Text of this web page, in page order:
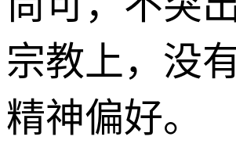
宗教上，没
精神偏好。